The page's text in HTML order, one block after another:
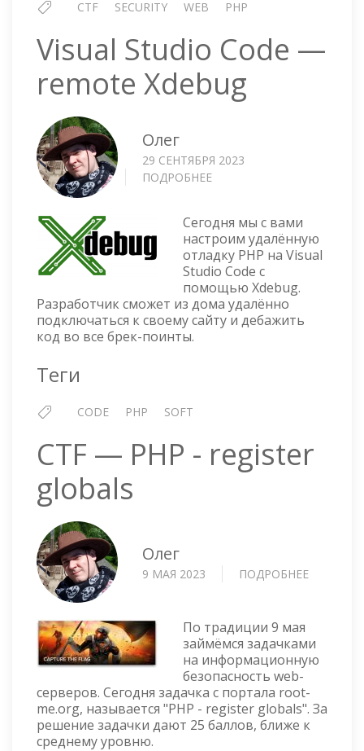
CTF SECURITY WEB PHP
Visual Studio Code —
remote Xdebug
Олег
29 СЕНТЯБРЯ 2023
ПОДРОБНЕЕ
CODE
—
REMOTE
XDEBUG
Сегодня мы с вами
настроим удалённую
отладку PHP на Visual
Studio Code с
помощью Xdebug.
Разработчик сможет из дома удалённо
подключаться к своему сайту и дебажить
код во все брек-поинты.
Теги
CODE PHP SOFT
CTF — PHP - register
globals
Олег
9 МАЯ 2023 ПОДРОБНЕЕ
-
REGISTER
По традиции 9 мая
займёмся задачками
на информационную
безопасность web-
серверов. Сегодня задачка с портала root-
me.org, называется "PHP - register globals". За
решение задачки дают 25 баллов, ближе к
среднему уровню.